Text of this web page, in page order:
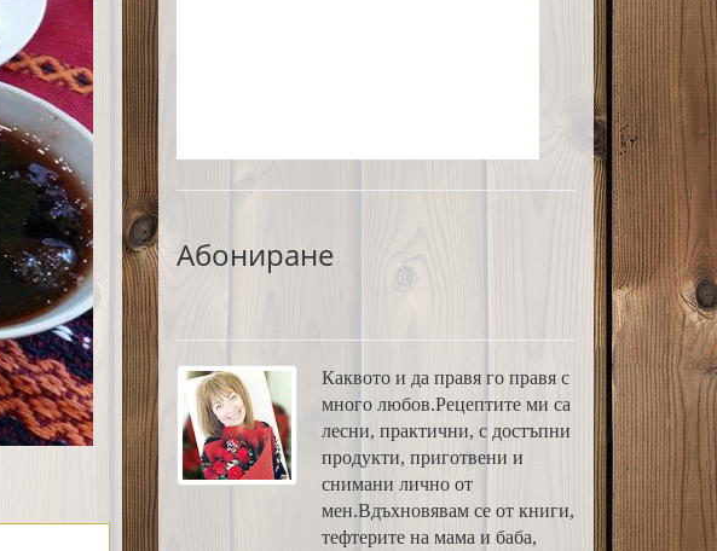
Абониране
Каквото и да правя го правя с
много любов.Рецептите ми са
лесни, практични, с достъпни
продукти, приготвени и
снимани лично от
мен.Вдъхновявам се от книги,
тефтерите на мама и баба,